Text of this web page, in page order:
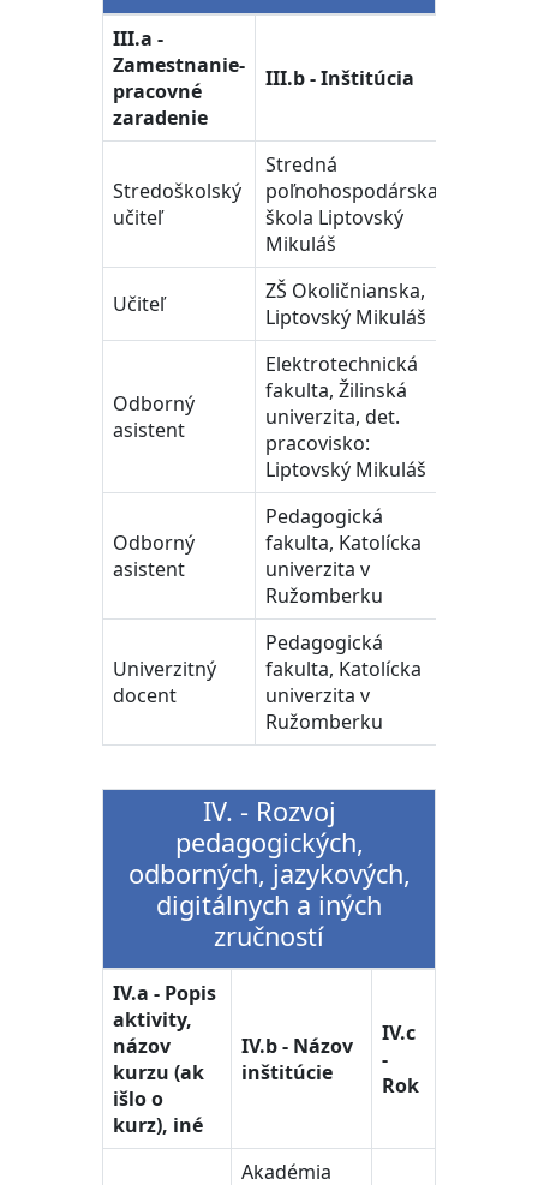
III.a -
Zamestnanie-
pracovné
zaradenie
III.b - Inštitúcia
Stredoškolský
učiteľ
Stredná
poľnohospodárska
škola Liptovský
Mikuláš
Učiteľ
ZŠ Okoličnianska,
Liptovský Mikuláš
Odborný
asistent
Elektrotechnická
fakulta, Žilinská
univerzita, det.
pracovisko:
Liptovský Mikuláš
Odborný
asistent
Pedagogická
fakulta, Katolícka
univerzita v
Ružomberku
Univerzitný
docent
Pedagogická
fakulta, Katolícka
univerzita v
Ružomberku
IV. - Rozvoj
pedagogických,
odborných, jazykových,
digitálnych a iných
zručností
IV.a - Popis
aktivity,
názov
kurzu (ak
išlo o
kurz), iné
IV.b - Názov
inštitúcie
IV.c
-
Rok
Akadémia